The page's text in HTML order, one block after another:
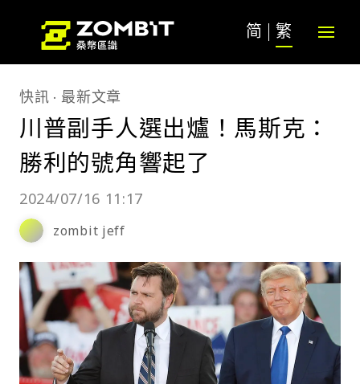
简 繁
快訊 最新文章
川普副手人選出爐！馬斯克：
勝利的號角響起了
2024/07/16 11:17
zombit jeff